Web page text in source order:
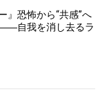
』恐怖から“共感”へ
自我を消し去るラ